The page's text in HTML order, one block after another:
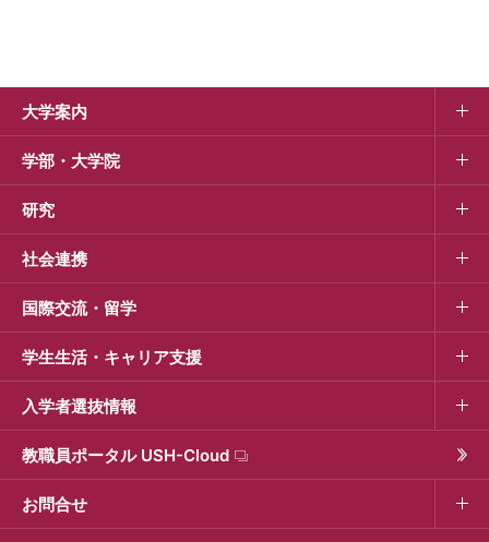
大学案内
学部・大学院
研究
社会連携
国際交流・留学
学生生活・キャリア支援
入学者選抜情報
教職員ポータル USH-Cloud
お問合せ